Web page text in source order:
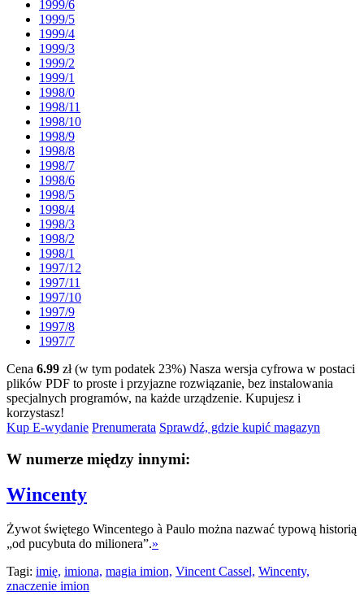
1999/6
1999/5
1999/4
1999/3
1999/2
1999/1
1998/0
1998/11
1998/10
1998/9
1998/8
1998/7
1998/6
1998/5
1998/4
1998/3
1998/2
1998/1
1997/12
1997/11
1997/10
1997/9
1997/8
1997/7
Cena 6.99 zł (w tym podatek 23%) Nasza wersja cyfrowa w postaci
plików PDF to proste i przyjazne rozwiązanie, bez instalowania
specjalnych programów, na każde urządzenie. Kupujesz i
korzystasz!
Kup E-wydanie Prenumerata Sprawdź, gdzie kupić magazyn
W numerze między innymi:
Wincenty
Żywot świętego Wincentego à Paulo można nazwać typową historią
„od pucybuta do milionera”.»
Tagi: imię, imiona, magia imion, Vincent Cassel, Wincenty,
znaczenie imion